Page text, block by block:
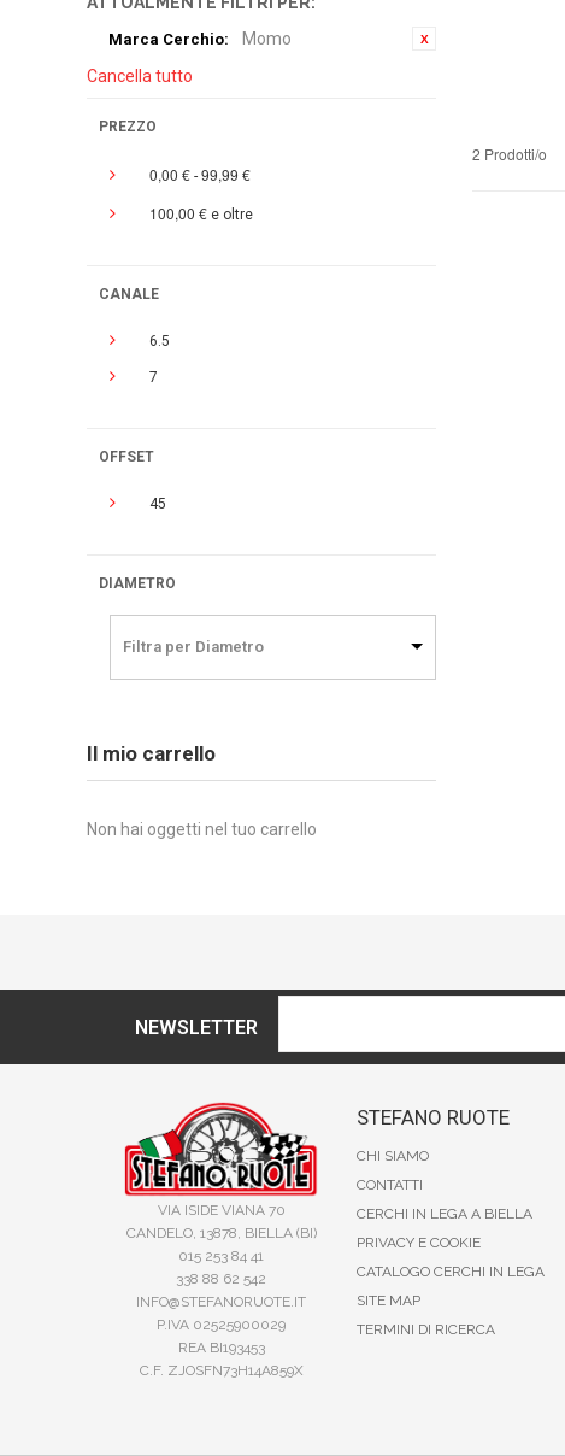
Marca Cerchio:
Momo
Cancella tutto
PREZZO
0,00 € - 99,99 €
100,00 € e oltre
CANALE
6.5
7
OFFSET
45
DIAMETRO
Filtra per Diametro
2 Prodotti/o
Il mio carrello
Non hai oggetti nel tuo carrello
NEWSLETTER
VIA ISIDE VIANA 70
CANDELO, 13878, BIELLA (BI)
015 253 84 41
338 88 62 542
INFO@STEFANORUOTE.IT
P.IVA 02525900029
REA BI193453
C.F. ZJOSFN73H14A859X
STEFANO RUOTE
CHI SIAMO
CONTATTI
CERCHI IN LEGA A BIELLA
PRIVACY E COOKIE
CATALOGO CERCHI IN LEGA
SITE MAP
TERMINI DI RICERCA